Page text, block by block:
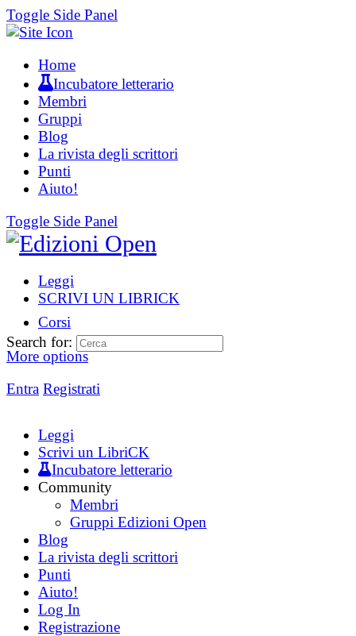
Toggle Side Panel
Home
Incubatore letterario
Membri
Gruppi
Blog
La rivista degli scrittori
Punti
Aiuto!
Toggle Side Panel
Leggi
SCRIVI UN LIBRICK
Corsi
More options
Entra Registrati
Search for:
Leggi
Scrivi un LibriCK
Incubatore letterario
Community
Membri
Gruppi Edizioni Open
Blog
La rivista degli scrittori
Punti
Aiuto!
Log In
Registrazione